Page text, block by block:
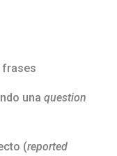
frases
una question
(reported